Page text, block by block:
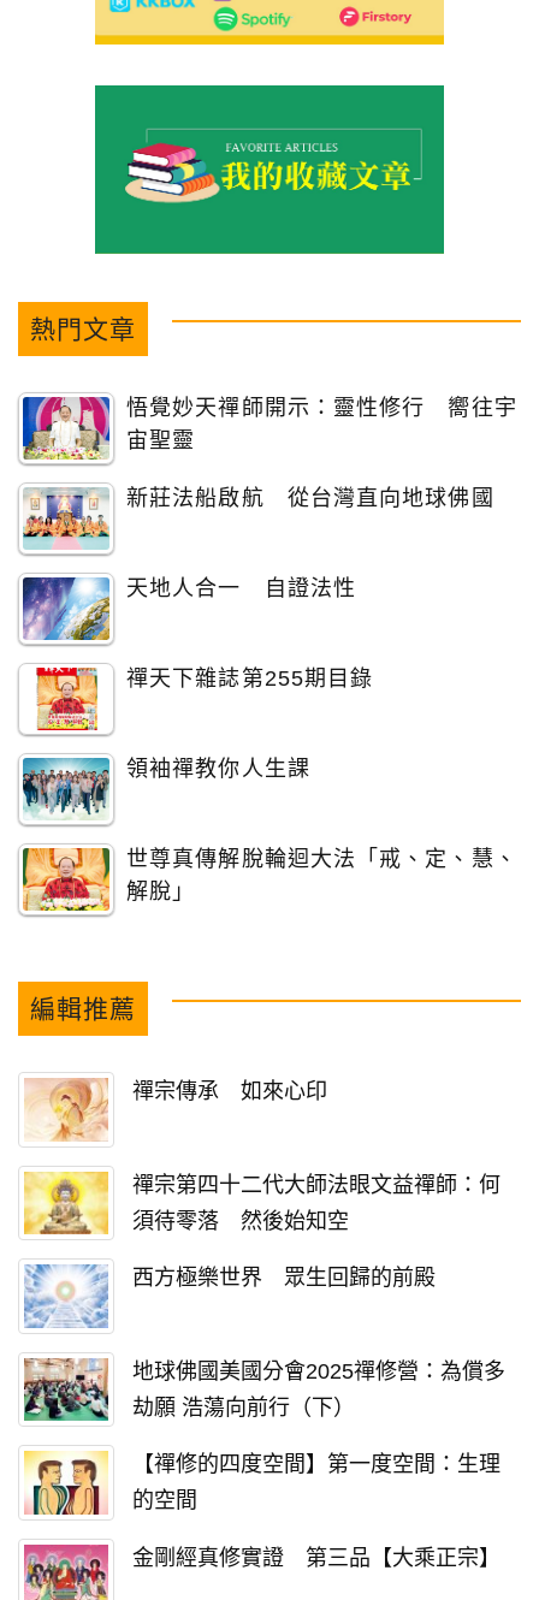
熱門文章
悟覺妙天禪師開示：靈性修行 嚮往宇
宙聖靈
新莊法船啟航 從台灣直向地球佛國
天地人合一 自證法性
禪天下雜誌第255期目錄
領袖禪教你人生課
世尊真傳解脫輪迴大法「戒、定、慧、
解脫」
編輯推薦
禪宗傳承 如來心印
禪宗第四十二代大師法眼文益禪師：何
須待零落 然後始知空
西方極樂世界 眾生回歸的前殿
地球佛國美國分會2025禪修營：為償多
劫願 浩蕩向前行（下）
【禪修的四度空間】第一度空間：生理
的空間
金剛經真修實證 第三品【大乘正宗】